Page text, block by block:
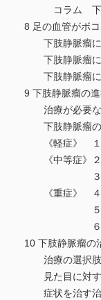
コラム 下肢
8 足の血管がボ
下肢静脈瘤に
下肢静脈瘤に
下肢静脈瘤に
9 下肢静脈瘤の
治療が必要な
下肢静脈瘤の
《軽症》 １年
《中等症》２
３年生
《重症》 ４
５年生
６年生
10 下肢静脈瘤の
治療の選択肢
見た目に対す
症状を治す治